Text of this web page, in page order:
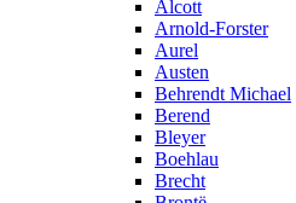
Alcott
Arnold-Forster
Aurel
Austen
Behrendt Michael
Berend
Bleyer
Boehlau
Brecht